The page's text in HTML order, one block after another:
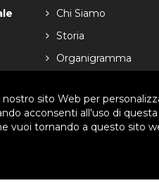
sito Web per
acconsenti all'uso di
vuoi tornando a questo sito
Chi Siamo
Storia
Organigramma